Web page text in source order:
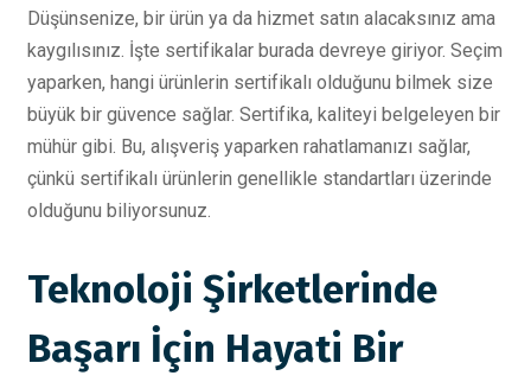
Düşünsenize, bir ürün ya da hizmet satın alacaksınız ama
kaygılısınız. İşte sertifikalar burada devreye giriyor. Seçim
yaparken, hangi ürünlerin sertifikalı olduğunu bilmek size
büyük bir güvence sağlar. Sertifika, kaliteyi belgeleyen bir
mühür gibi. Bu, alışveriş yaparken rahatlamanızı sağlar,
çünkü sertifikalı ürünlerin genellikle standartları üzerinde
olduğunu biliyorsunuz.
Teknoloji Şirketlerinde
Başarı İçin Hayati Bir